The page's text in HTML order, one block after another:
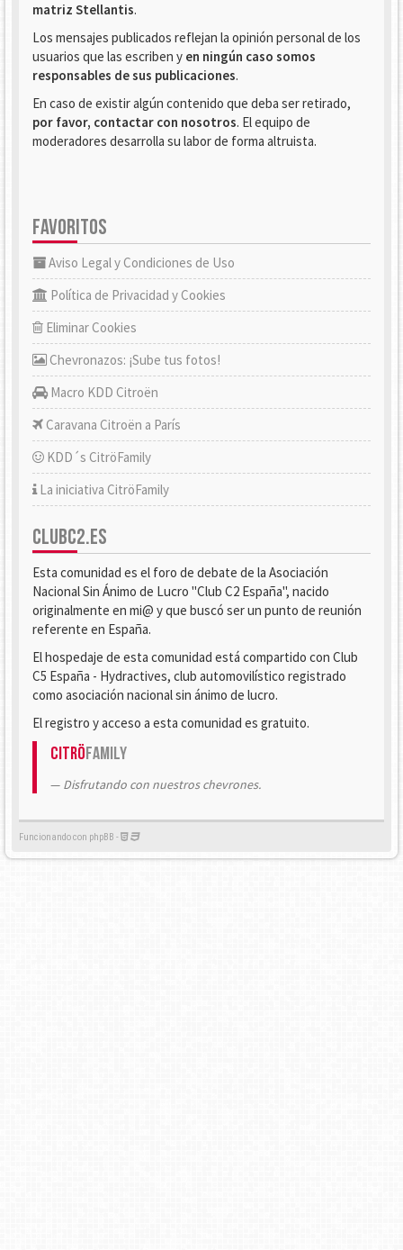
matriz Stellantis.
Los mensajes publicados reflejan la opinión personal de los
usuarios que las escriben y en ningún caso somos
responsables de sus publicaciones.
En caso de existir algún contenido que deba ser retirado,
por favor, contactar con nosotros. El equipo de
moderadores desarrolla su labor de forma altruista.
FAVORITOS
Aviso Legal y Condiciones de Uso
Política de Privacidad y Cookies
Eliminar Cookies
Chevronazos: ¡Sube tus fotos!
Macro KDD Citroën
Caravana Citroën a París
KDD´s CitröFamily
La iniciativa CitröFamily
CLUBC2.ES
Esta comunidad es el foro de debate de la Asociación
Nacional Sin Ánimo de Lucro "Club C2 España", nacido
originalmente en mi@ y que buscó ser un punto de reunión
referente en España.
El hospedaje de esta comunidad está compartido con Club
C5 España - Hydractives, club automovilístico registrado
como asociación nacional sin ánimo de lucro.
El registro y acceso a esta comunidad es gratuito.
CitröFamily
Disfrutando con nuestros chevrones.
Funcionando con phpBB -